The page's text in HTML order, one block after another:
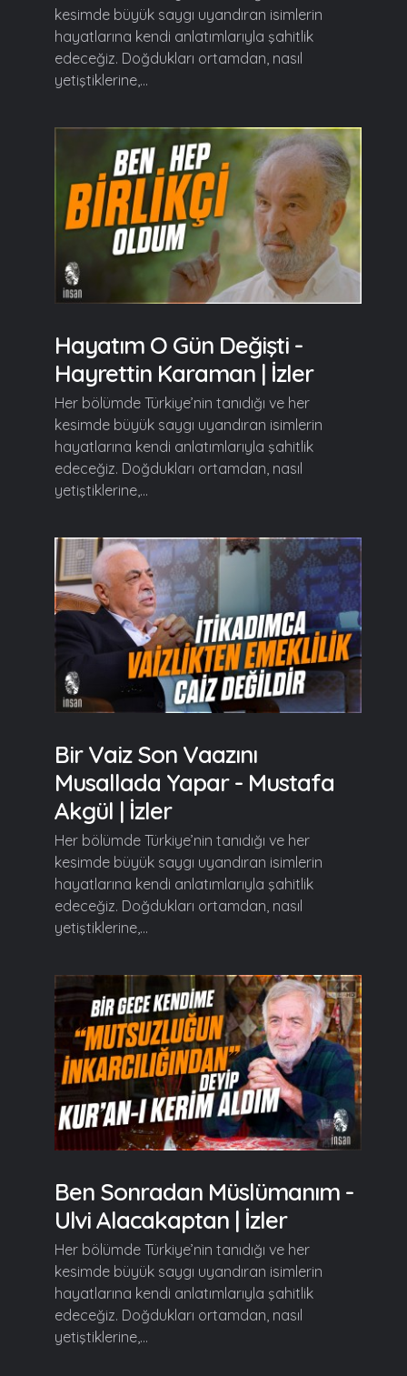
kesimde büyük saygı uyandıran isimlerin
hayatlarına kendi anlatımlarıyla şahitlik
edeceğiz. Doğdukları ortamdan, nasıl
yetiştiklerine,...
Hayatım O Gün Değişti -
Hayrettin Karaman | İzler
Her bölümde Türkiye’nin tanıdığı ve her
kesimde büyük saygı uyandıran isimlerin
hayatlarına kendi anlatımlarıyla şahitlik
edeceğiz. Doğdukları ortamdan, nasıl
yetiştiklerine,...
Bir Vaiz Son Vaazını
Musallada Yapar - Mustafa
Akgül | İzler
Her bölümde Türkiye’nin tanıdığı ve her
kesimde büyük saygı uyandıran isimlerin
hayatlarına kendi anlatımlarıyla şahitlik
edeceğiz. Doğdukları ortamdan, nasıl
yetiştiklerine,...
Ben Sonradan Müslümanım -
Ulvi Alacakaptan | İzler
Her bölümde Türkiye’nin tanıdığı ve her
kesimde büyük saygı uyandıran isimlerin
hayatlarına kendi anlatımlarıyla şahitlik
edeceğiz. Doğdukları ortamdan, nasıl
yetiştiklerine,...